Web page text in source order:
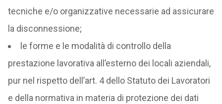
tecniche e/o organizzative necessarie ad assicurare
la disconnessione;
le forme e le modalità di controllo della
prestazione lavorativa all’esterno dei locali aziendali,
pur nel rispetto dell’art. 4 dello Statuto dei Lavoratori
e della normativa in materia di protezione dei dati